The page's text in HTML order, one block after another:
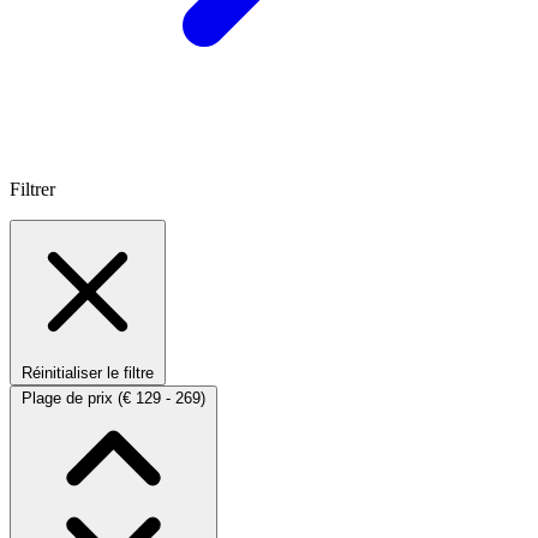
Filtrer
Réinitialiser le filtre
Plage de prix (€ 129 - 269)